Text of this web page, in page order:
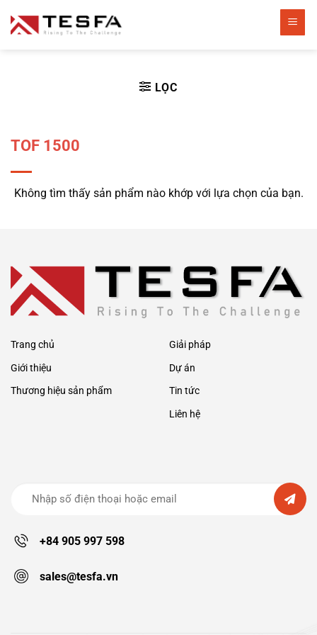
qua
LỌC
TOF 1500
Không tìm thấy sản phẩm nào khớp với lựa chọn của bạn.
Trang chủ
Giới thiệu
Thương hiệu sản phẩm
Giải pháp
Dự án
Tin tức
Liên hệ
+84 905 997 598
sales@tesfa.vn